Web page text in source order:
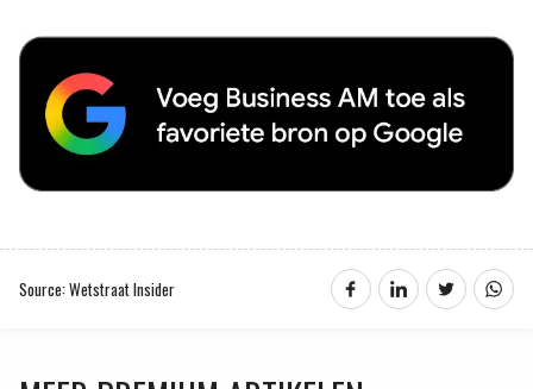
Source: Wetstraat Insider